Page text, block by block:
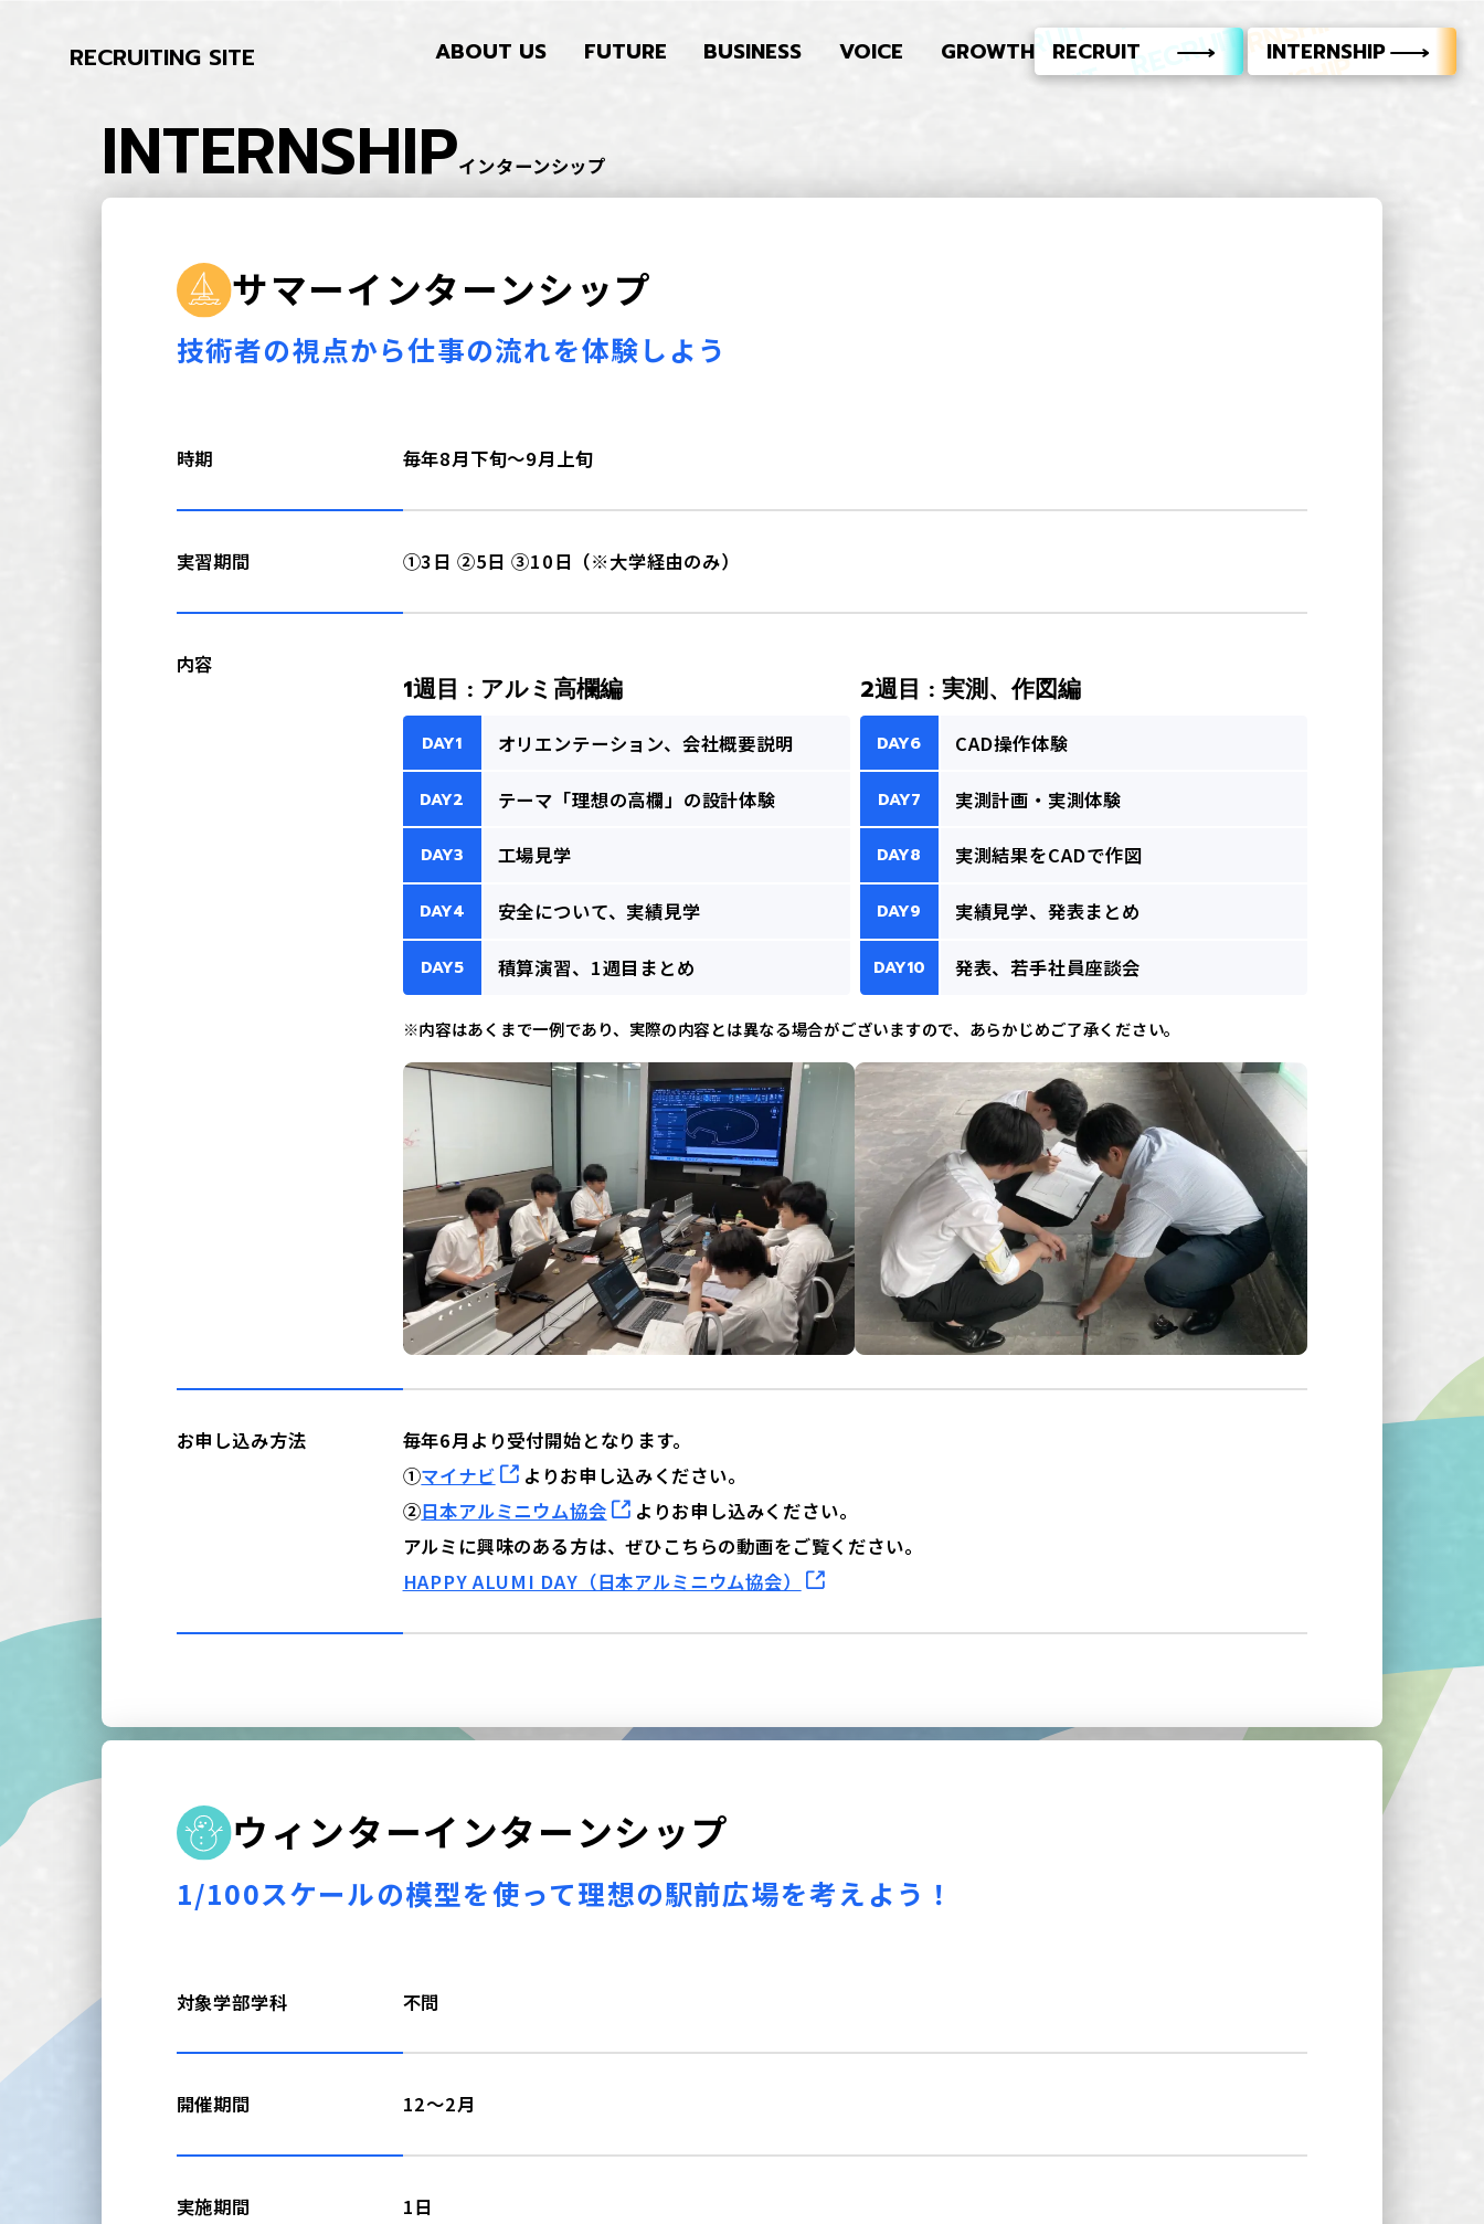
RECRUITING SITE ABOUT US FUTURE BUSINESS VOICE GROWTH RECRUIT
新卒募集要項 INTERNSHIP
インターンシップ
INTERNSHIPインターンシップ
サマーイ ンターンシップ
技術者の視点から仕事の流れを体験しよう
時期 毎年8⽉下旬〜9⽉上旬
実習期間 ①3日 ②5日 ③10日（※大学経由のみ）
内容
1週目 : アルミ高欄編
DAY1 オリエンテーション、 会社概要説明
DAY2 テーマ「理想の高欄」の設計体験
DAY3 工場見学
DAY4 安全について、実績見学
DAY5 積算演習、1週目まとめ
2週目 : 実測、作図編
DAY6 CAD操作体験
DAY7 実測計画・実測体験
DAY8 実測結果をCADで作図
DAY9 実績見学、発表まとめ
DAY10 発表、若手社員座談会
※内容はあくまで一例であり、実際の内容とは異なる場合がございますので、あらかじめご了承ください。
お申し込み方法
毎年6⽉より受付開始となります。
①マイナビ
よりお申し込みください。
②日本アルミニウム協会
よりお申し込みください。
アルミに興味のある方は、ぜひこちらの動画をご覧ください。
HAPPY ALUMI DAY（日本アルミニウム協会）
ウィ ンターイ ンターンシップ
1/100スケールの模型を使って理想の駅前広場を考えよう！
対象学部学科 不問
開催期間 12～2月
実施期間 1日